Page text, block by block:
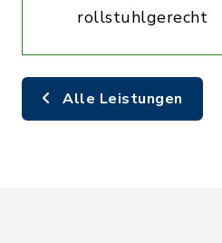
rollstuhlgerecht
Alle Leistungen